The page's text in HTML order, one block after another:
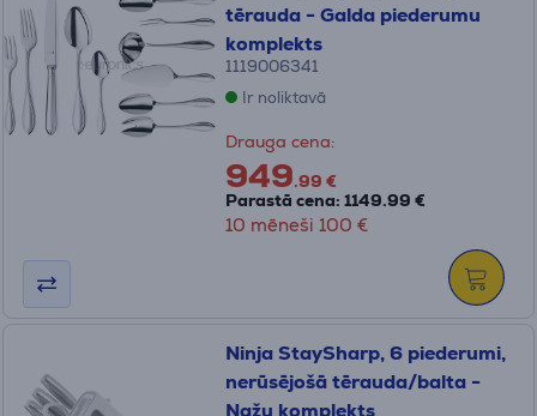
tērauda - Galda piederumu
komplekts
1119006341
Ir noliktavā
Drauga cena:
949.99 €
Parastā cena: 1149.99 €
10 mēneši 100 €
Ninja StaySharp, 6 piederumi,
nerūsējošā tērauda/balta -
Nažu komplekts